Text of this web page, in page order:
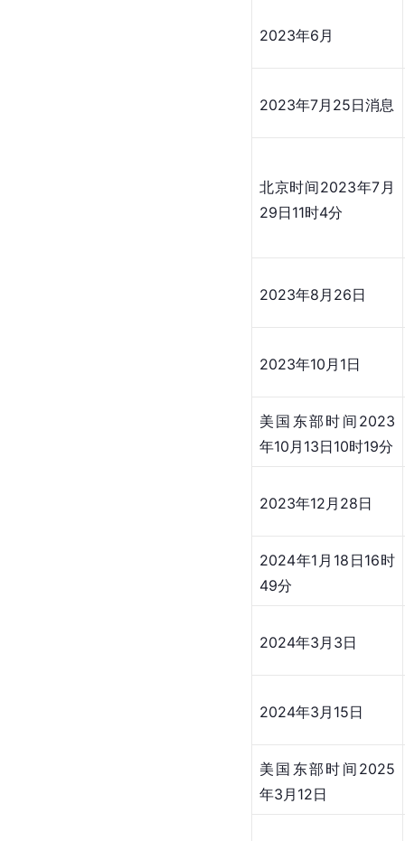
2023年6月
2023年7月25日消息
北京时间2023年7月
29日11时4分
2023年8月26日
2023年10月1日
美国东部时间2023
年10月13日10时19分
2023年12月28日
2024年1月18日16时
49分
2024年3月3日
2024年3月15日
美国东部时间2025
年3月12日